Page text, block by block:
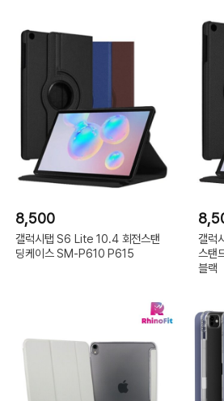
8,500
갤럭시탭 S6 Lite 10.4 회전스탠
딩케이스 SM-P610 P615
갤럭
스탠
블랙